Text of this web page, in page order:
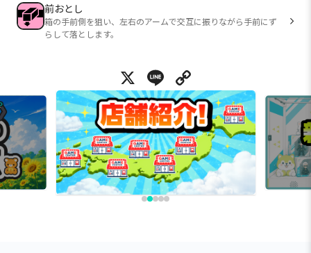
前おとし
箱の手前側を狙い、左右のアームで交互に振りながら手前にず
らして落とします。
X Line